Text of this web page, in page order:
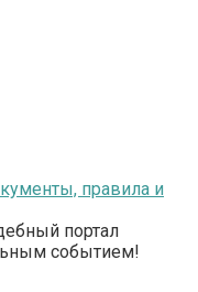
правила и
портал
событием!